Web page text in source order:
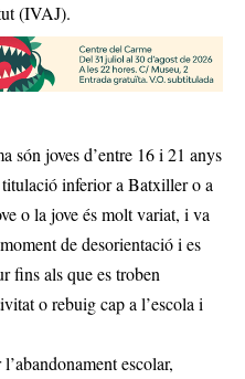
(IVAJ).
són joves d’entre 16 i 21 anys
inferior a Batxiller o a
o la jove és molt variat, i va
de desorientació i es
fins als que es troben
o rebuig cap a l’escola i
escolar,